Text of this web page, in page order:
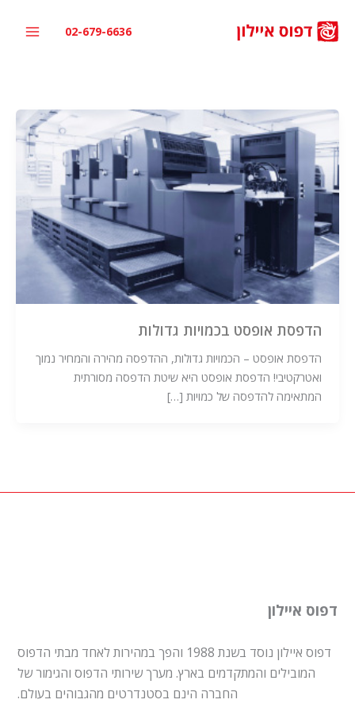
לתוכן
02-679-6636
הדפסת אופסט בכמויות גדולות
הדפסת אופסט – הכמויות גדולות, ההדפסה מהירה והמחיר נמוך
ואטרקטיבי! הדפסת אופסט היא שיטת הדפסה מסורתית
המתאימה להדפסה של כמויות […]
דפוס איילון
דפוס איילון נוסד בשנת 1988 והפך במהירות לאחד מבתי הדפוס
המובילים והמתקדמים בארץ. מערך שירותי הדפוס והגימור של
החברה הינם בסטנדרטים מהגבוהים בעולם.